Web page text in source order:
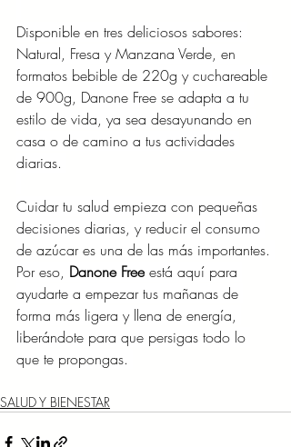
Disponible en tres deliciosos sabores:
Natural, Fresa y Manzana Verde, en
formatos bebible de 220g y cuchareable
de 900g, Danone Free se adapta a tu
estilo de vida, ya sea desayunando en
casa o de camino a tus actividades
diarias.
Cuidar tu salud empieza con pequeñas
decisiones diarias, y reducir el consumo
de azúcar es una de las más importantes.
Por eso, Danone Free está aquí para
ayudarte a empezar tus mañanas de
forma más ligera y llena de energía,
liberándote para que persigas todo lo
que te propongas.
SALUD Y BIENESTAR